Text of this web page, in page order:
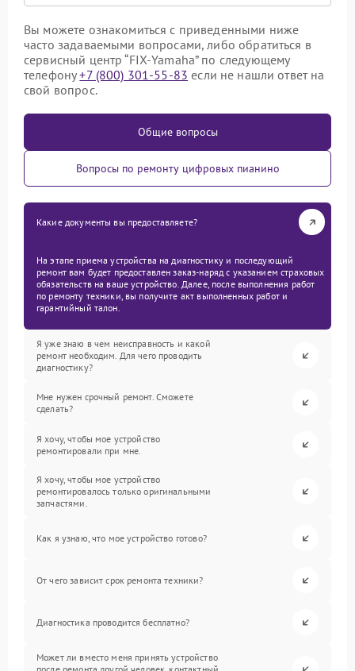
Вы можете ознакомиться с приведенными ниже
часто задаваемыми вопросами, либо обратиться в
сервисный центр “FIX-Yamaha” по следующему
телефону+7 (800) 301-55-83 если не нашли ответ на
свой вопрос.
Общие вопросы
Вопросы по ремонту цифровых пианино
Какие документы вы предоставляете?
На этапе приема устройства на диагностику и последующий
ремонт вам будет предоставлен заказ-наряд с указанием страховых
обязательств на ваше устройство. Далее, после выполнения работ
по ремонту техники, вы получите акт выполненных работ и
гарантийный талон.
Я уже знаю в чем неисправность и какой
ремонт необходим. Для чего проводить
диагностику?
Мне нужен срочный ремонт. Сможете
сделать?
Я хочу, чтобы мое устройство
ремонтировали при мне.
Я хочу, чтобы мое устройство
ремонтировалось только оригинальными
запчастями.
Как я узнаю, что мое устройство готово?
От чего зависит срок ремонта техники?
Диагностика проводится бесплатно?
Может ли вместо меня принять устройство